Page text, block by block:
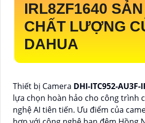
IRL8ZF1640
CHẤT LƯỢNG
DAHUA
Thiết bị Camera DHI-ITC952-AU3F-
lựa chọn hoàn hảo cho công trình
nghệ AI tiên tiến. Ưu điểm của